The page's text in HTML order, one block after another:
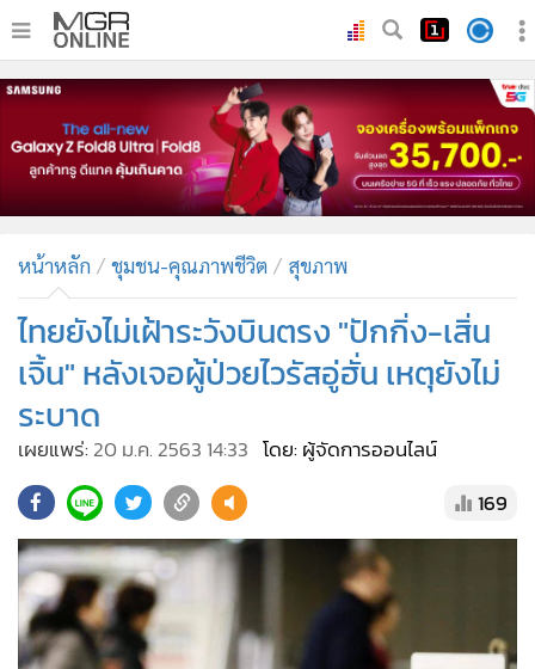
• หน้าหลัก
ทันเหตุการณ์
ภาคใต้
• ภูมิภาค
• บันเทิง
•
ผู้จัดการรายวัน
• คอลัมนิสต์
• ละคร
• CbizReview
• Cyber BIZ
• ผู้จัดกวน
• Good health & Well-being
• Green Innovation & SD
Management & HR
• MGR Live
หน้าหลัก ชุมชน-คุณภาพชีวิต สุขภาพ
ไทยยังไม่เฝ้าระวังบินตรง "ปักกิ่ง-เสิ่น
เจิ้น" หลังเจอผู้ป่วยไวรัสอู่ฮั่น เหตุยังไม่
ระบาด
เผยแพร่: 20 ม.ค. 2563 14:33 โดย: ผู้จัดการออนไลน์
169